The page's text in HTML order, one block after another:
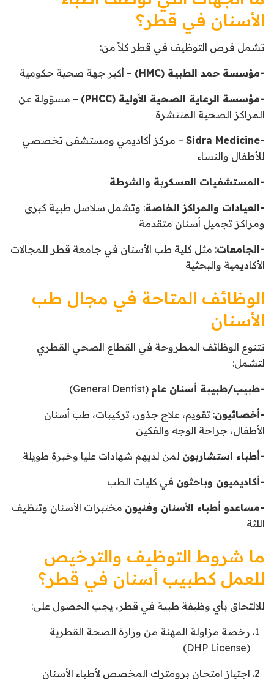
الأسنان في قطر؟
تشمل فرص التوظيف في قطر كلاً من:
-مؤسسة حمد الطبية (HMC) – أكبر جهة صحية حكومية
-مؤسسة الرعاية الصحية الأولية (PHCC)
– مسؤولة عن
المراكز الصحية المنتشرة
-Sidra Medicine
– مركز أكاديمي ومستشفى تخصصي
للأطفال والنساء
-المستشفيات العسكرية والشرطة
-العيادات والمراكز الخاصة: وتشمل سلاسل طبية كبرى
ومراكز تجميل أسنان متقدمة
-الجامعات: مثل كلية طب الأسنان في جامعة قطر للمجالات
الأكاديمية والبحثية
الوظائف المتاحة في مجال طب
الأسنان
تتنوع الوظائف المطروحة في القطاع الصحي القطري
لتشمل:
-طبيب/طبيبة أسنان عام (General Dentist)
-أخصائيون: تقويم، علاج جذور، تركيبات، طب أسنان
الأطفال، جراحة الوجه والفكين
-أطباء استشاريون لمن لديهم شهادات عليا وخبرة طويلة
-أكاديميون وباحثون في كليات الطب
-مساعدو أطباء الأسنان وفنيون مختبرات الأسنان وتنظيف
اللثة
ما شروط التوظيف والترخيص
للعمل كطبيب أسنان في قطر؟
للالتحاق بأي وظيفة طبية في قطر، يجب الحصول على:
رخصة مزاولة المهنة من وزارة الصحة القطرية
(DHP License)
اجتياز امتحان برومترك المخصص لأطباء الأسنان